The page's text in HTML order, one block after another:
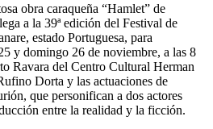
obra caraqueña “Hamlet” de
a la 39ª edición del Festival de
estado Portuguesa, para
y domingo 26 de noviembre, a las 8
Ravara del Centro Cultural Herman
Dorta y las actuaciones de
que personifican a dos actores
entre la realidad y la ficción.